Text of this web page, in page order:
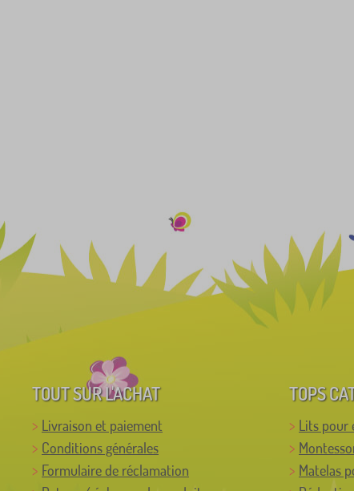
TOUT SUR L'ACHAT
Livraison et paiement
Conditions générales
Formulaire de réclamation
TOPS
Lits pour
Matelas